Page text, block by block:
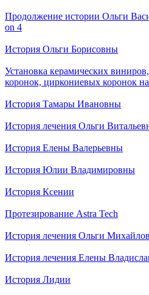
Продолжение истории Ольги
on 4
История Ольги Борисовны
Установка керамических
коронок, циркониевых коронок
История Тамары Ивановны
История лечения Ольги
История Елены Валерьевны
История Юлии Владимировны
История Ксении
Протезирование Astra Tech
История лечения Ольги
История лечения Елены
История Лидии